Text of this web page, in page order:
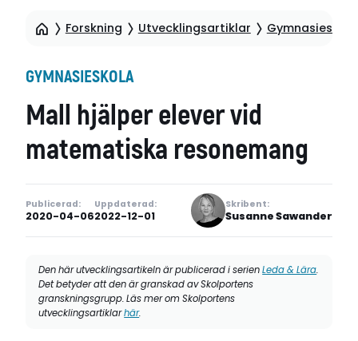
Forskning Utvecklingsartiklar Gymnasieskola
GYMNASIESKOLA
Mall hjälper elever vid
matematiska resonemang
Publicerad:
2020-04-06
Uppdaterad:
2022-12-01
Skribent:
Susanne Sawander
Den här utvecklingsartikeln är publicerad i serienLeda & Lära.
Det betyder att den är granskad av Skolportens
granskningsgrupp. Läs mer om Skolportens
utvecklingsartiklarhär.